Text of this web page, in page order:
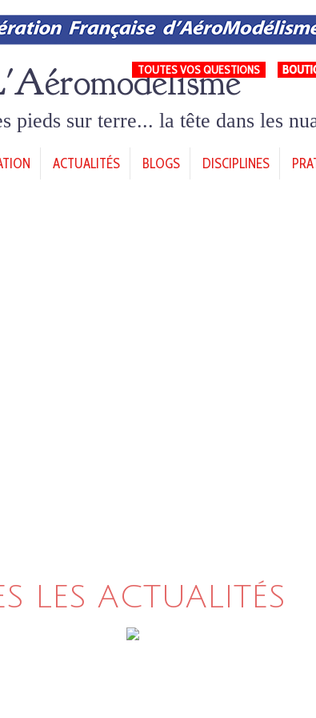
TOUTES VOS QUESTIONS
pieds sur terre... la tête dans les
ACTUALITÉS BLOGS DISCIPLINES
LES ACTUALITÉS